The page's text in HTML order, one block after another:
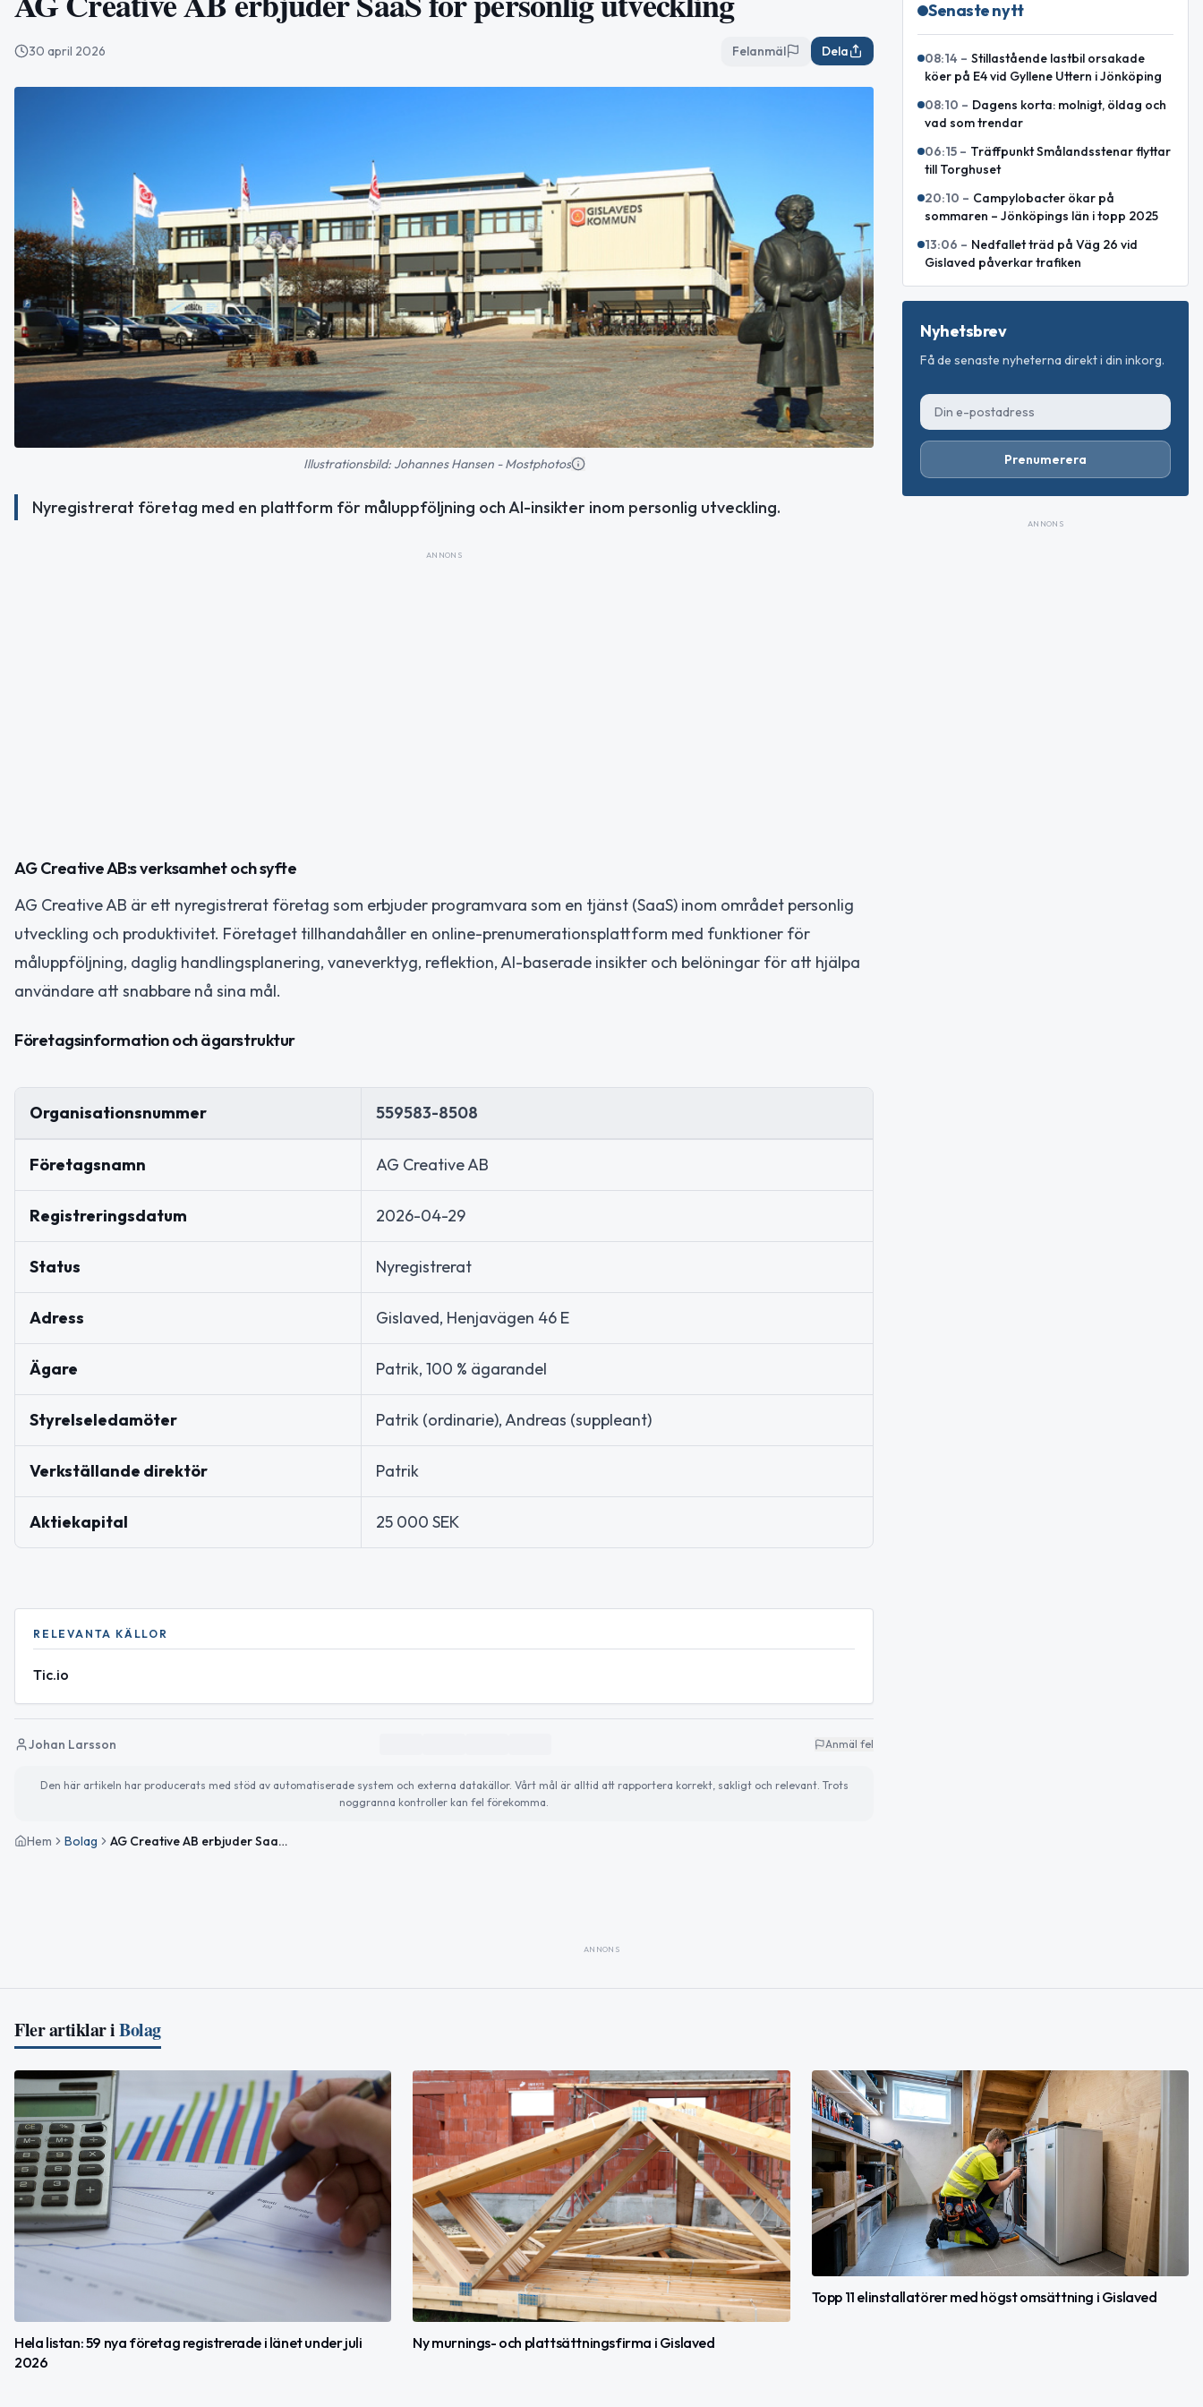
30 april 2026 Felanmäl Dela
Illustrationsbild: Johannes Hansen - Mostphotos
Nyregistrerat företag med en plattform för måluppföljning och AI-insikter inom personlig utveckling.
ANNONS
AG Creative AB:s verksamhet och syfte
AG Creative AB är ett nyregistrerat företag som erbjuder programvara som en tjänst (SaaS) inom området personlig
utveckling och produktivitet. Företaget tillhandahåller en online-prenumerationsplattform med funktioner för
måluppföljning, daglig handlingsplanering, vaneverktyg, reflektion, AI-baserade insikter och belöningar för att hjälpa
användare att snabbare nå sina mål.
Företagsinformation och ägarstruktur
Organisationsnummer 559583-8508
Företagsnamn AG Creative AB
Registreringsdatum 2026-04-29
Status Nyregistrerat
Adress Gislaved, Henjavägen 46 E
Ägare Patrik, 100 % ägarandel
Styrelseledamöter Patrik (ordinarie), Andreas (suppleant)
Verkställande direktör Patrik
Aktiekapital 25 000 SEK
RELEVANTA KÄLLOR
Tic.io
Johan Larsson Anmäl fel
Den här artikeln har producerats med stöd av automatiserade system och externa datakällor. Vårt mål är alltid att rapportera korrekt, sakligt och relevant. Trots
noggranna kontroller kan fel förekomma.
Hem Bolag AG Creative AB erbjuder SaaS för personlig utveckling
Senaste nytt
08:14 – Stillastående lastbil orsakade
köer på E4 vid Gyllene Uttern i Jönköping
08:10 – Dagens korta: molnigt, öldag och
vad som trendar
06:15 – Träffpunkt Smålandsstenar flyttar
till Torghuset
20:10 – Campylobacter ökar på
sommaren – Jönköpings län i topp 2025
13:06 – Nedfallet träd på Väg 26 vid
Gislaved påverkar trafiken
Nyhetsbrev
Få de senaste nyheterna direkt i din inkorg.
Prenumerera
ANNONS
ANNONS
Fler artiklar iBolag
Hela listan: 59 nya företag registrerade i länet under juli
2026
Ny murnings- och plattsättningsfirma i Gislaved
Topp 11 elinstallatörer med högst omsättning i Gislaved